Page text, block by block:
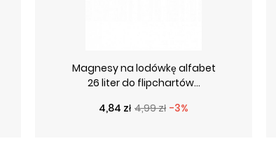
Magnesy na lodówkę alfabet
26 liter do flipchartów...
Cena podstawowa
4,99 zł -3%
Cena
4,84 zł